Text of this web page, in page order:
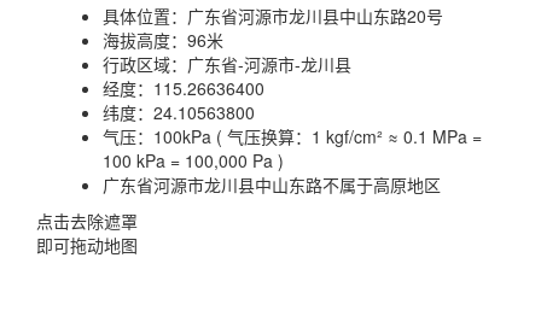
具体位置： 广东省河源市龙川县中山东路20号
海拔高度： 96米
行政区域： 广东省-河源市-龙川县
经度： 115.26636400
纬度： 24.10563800
气压： 100kPa ( 气压换算：1 kgf/cm² ≈ 0.1 MPa =
100 kPa = 100,000 Pa )
广东省河源市龙川县中山东路不属于高原地区
点击去除遮罩
即可拖动地图